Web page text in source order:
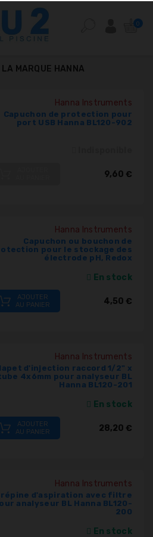
0
MARQUE HANNA
Hanna Instruments
Capuchon de protection pour
port USB Hanna BL120-902
9,60 €
Hanna Instruments
Capuchon ou bouchon de
pour le stockage des
électrode pH, Redox
En stock
4,50 €
AJOUTER
AU PANIER
Hanna Instruments
d'injection raccord 1/2" x
4x6mm pour analyseur BL
Hanna BL120-201
En stock
28,20 €
AJOUTER
AU PANIER
Hanna Instruments
d'aspiration avec filtre
analyseur BL Hanna BL120-
200
En stock